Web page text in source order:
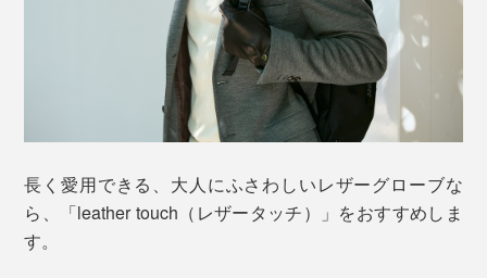
長く愛用できる、大人にふさわしいレザーグローブな
ら、「leather touch（レザータッチ）」をおすすめしま
す。